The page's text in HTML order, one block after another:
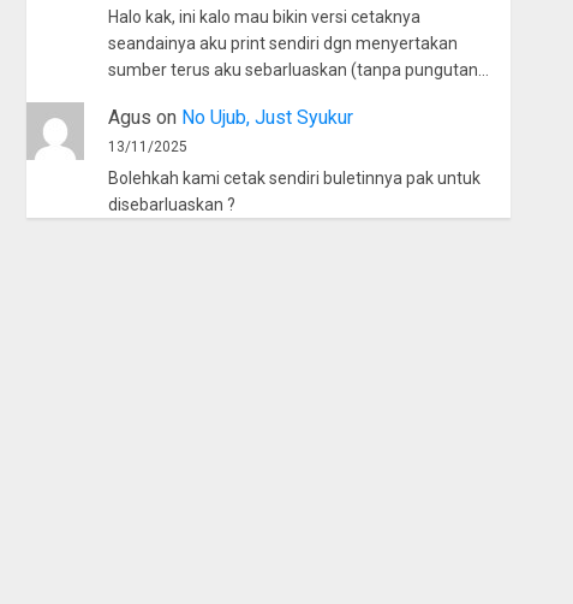
Halo kak, ini kalo mau bikin versi cetaknya
seandainya aku print sendiri dgn menyertakan
sumber terus aku sebarluaskan (tanpa pungutan…
Agus on No Ujub, Just Syukur
13/11/2025
Bolehkah kami cetak sendiri buletinnya pak untuk
disebarluaskan ?